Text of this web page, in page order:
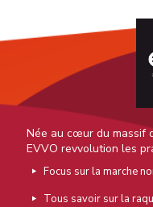
Née au cœur du massif
EVVO revvolution les
Focus sur la marche
Tous savoir sur la